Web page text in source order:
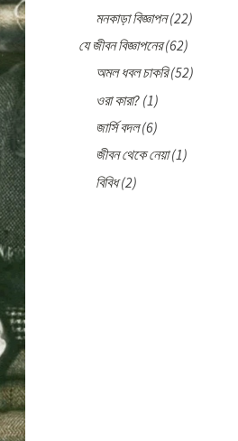
মনকাড়া বিজ্ঞাপন(22)
যে জীবন বিজ্ঞাপনের(62)
অমল ধবল চাকরি(52)
ওরা কারা? (1)
জার্সি বদল(6)
জীবন থেকে নেয়া(1)
বিবিধ(2)